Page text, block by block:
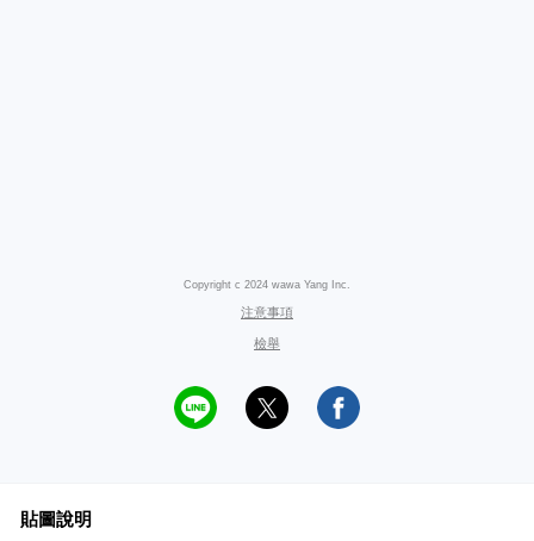
Copyright c 2024 wawa Yang Inc.
注意事項
檢舉
貼圖說明